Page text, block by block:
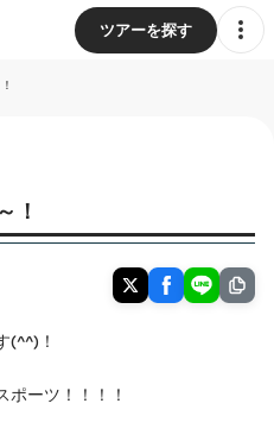
ツアーを探す
！
(^^)！
ーツ！！！！